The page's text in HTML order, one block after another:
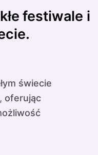
festiwale i
oferując